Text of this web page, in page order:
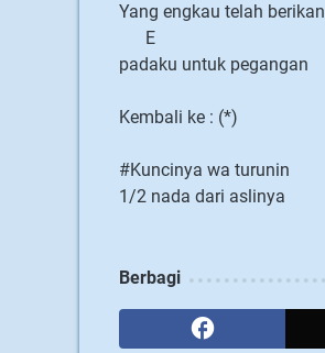
Yang engkau telah berikan
E
padaku untuk pegangan
Kembali ke : (*)
#Kuncinya wa turunin
1/2 nada dari aslinya
Berbagi